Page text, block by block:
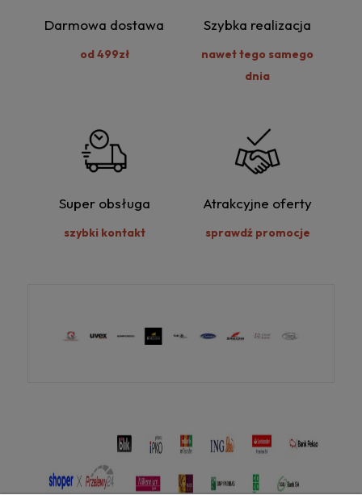
Darmowa dostawa
od 499zł
Szybka realizacja
nawet tego samego
dnia
Super obsługa
szybki kontakt
Atrakcyjne oferty
sprawdź promocje